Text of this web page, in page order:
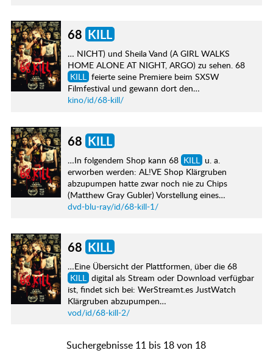
68 KILL
… NICHT) und Sheila Vand (A GIRL WALKS
HOME ALONE AT NIGHT, ARGO) zu sehen. 68
KILL feierte seine Premiere beim SXSW
Filmfestival und gewann dort den…
kino/id/68-kill/
68 KILL
…In folgendem Shop kann 68 KILL u. a.
erworben werden: AL!VE Shop Klärgruben
abzupumpen hatte zwar noch nie zu Chips
(Matthew Gray Gubler) Vorstellung eines…
dvd-blu-ray/id/68-kill-1/
68 KILL
…Eine Übersicht der Plattformen, über die 68
KILL digital als Stream oder Download verfügbar
ist, findet sich bei: WerStreamt.es JustWatch
Klärgruben abzupumpen…
vod/id/68-kill-2/
Suchergebnisse 11 bis 18 von 18